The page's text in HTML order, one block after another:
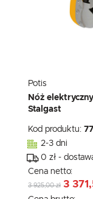
Potis
Nóż
Stalgast
Kod produktu:
2-3 dni
0 zł -
Cena netto:
3 925,00 zł 3